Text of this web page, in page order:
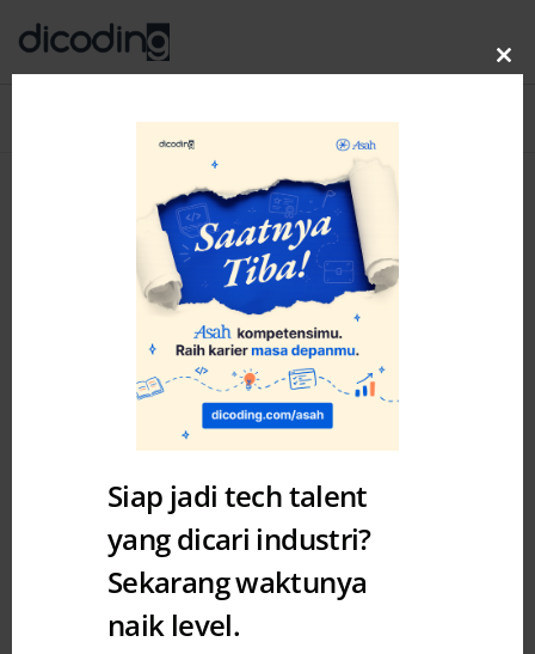
Tips Belajar Programming
dengan Cepat dan Efisien
Siap jadi tech talent
yang dicari industri?
Sekarang waktunya
naik level.